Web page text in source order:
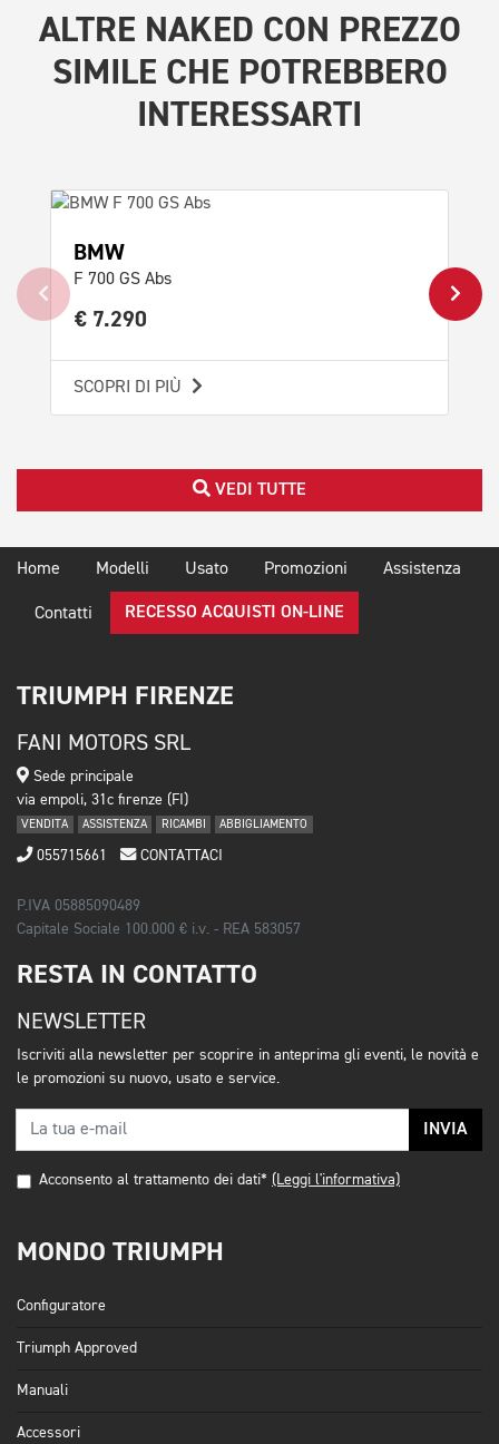
ALTRE NAKED CON PREZZO
SIMILE CHE POTREBBERO
INTERESSARTI
BMW
F 700 GS Abs
€ 7.290
SCOPRI DI PIÙ
€
VEDI TUTTE
Home Modelli Usato Promozioni Assistenza
Contatti RECESSO ACQUISTI ON-LINE
TRIUMPH FIRENZE
FANI MOTORS SRL
Sede principale
via empoli, 31c firenze (FI)
VENDITA ASSISTENZA RICAMBI ABBIGLIAMENTO
055715661 CONTATTACI
P.IVA 05885090489
Capitale Sociale 100.000 € i.v. - REA 583057
RESTA IN CONTATTO
NEWSLETTER
Iscriviti alla newsletter per scoprire in anteprima gli eventi, le novità e
le promozioni su nuovo, usato e service.
INVIA
Acconsento al trattamento dei dati* (Leggi l'informativa)
MONDO TRIUMPH
Configuratore
Triumph Approved
Manuali
Accessori